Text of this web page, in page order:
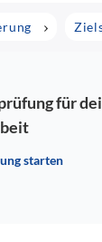
für
starten